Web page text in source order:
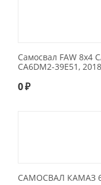
Самосвал FAW 8x4
CA6DM2-39E51, 2018
0₽
САМОСВАЛ КАМАЗ